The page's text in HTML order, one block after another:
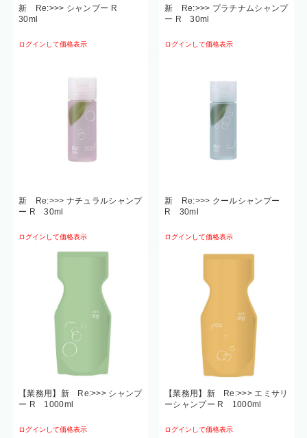
新 Re:>>> シャンプー R
30ml
ログインして価格表示
新 Re:>>> プラチナムシャンプ
ー R 30ml
ログインして価格表示
新 Re:>>> ナチュラルシャンプ
ー R 30ml
ログインして価格表示
新 Re:>>> クールシャンプー
R 30ml
ログインして価格表示
【業務用】新 Re:>>> シャンプ
ー R 1000ml
ログインして価格表示
【業務用】新 Re:>>> エミサリ
ーシャンプー R 1000ml
ログインして価格表示